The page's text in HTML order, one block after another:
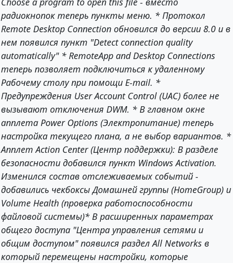
радиокнопок теперь пункты меню. * Протокол
Remote Desktop Connection обновился до версии 8.0 и в
нем появился пункт "Detect connection quality
automatically" * RemoteApp and Desktop Connections
теперь позволяет подключиться к удаленному
Рабочему столу при помощи E-mail. *
Предупреждения User Account Control (UAC) более не
вызывают отключения DWM. * В главном окне
апплета Power Options (Электропитание) теперь
настройка текущего плана, а не выбор вариантов. *
Апплет Action Center (Центр поддержки): В разделе
безопасности добавился пункт Windows Activation.
Изменился состав отслеживаемых событий -
добавились чекбоксы Домашней группы (HomeGroup) и
Volume Health (проверка работоспособности
файловой системы)* В расширенных параметрах
общего доступа "Центра управления сетями и
общим доступом" появился раздел All Networks в
который перемещены настройки, которые